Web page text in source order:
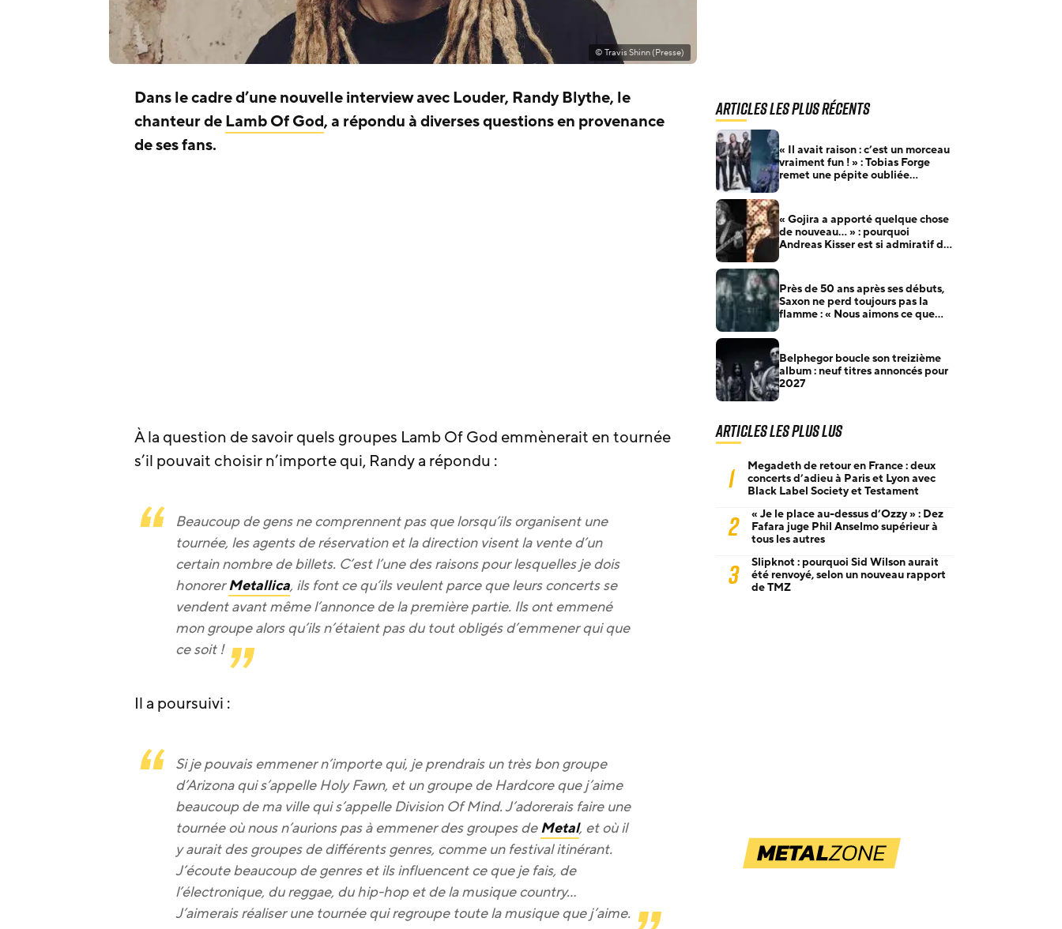
© Travis Shinn (Presse)
Dans le cadre d’une nouvelle interview avec Louder, Randy Blythe, le
chanteur deLamb Of God, a répondu à diverses questions en provenance
de ses fans.
À la question de savoir quels groupes Lamb Of God emmènerait en tournée
s’il pouvait choisir n’importe qui, Randy a répondu :
Beaucoup de gens ne comprennent pas que lorsqu’ils organisent une
tournée, les agents de réservation et la direction visent la vente d’un
certain nombre de billets. C’est l’une des raisons pour lesquelles je dois
honorerMetallica, ils font ce qu’ils veulent parce que leurs concerts se
vendent avant même l’annonce de la première partie. Ils ont emmené
mon groupe alors qu’ils n’étaient pas du tout obligés d’emmener qui que
ce soit !
Il a poursuivi :
Si je pouvais emmener n’importe qui, je prendrais un très bon groupe
d’Arizona qui s’appelle Holy Fawn, et un groupe de Hardcore que j’aime
beaucoup de ma ville qui s’appelle Division Of Mind. J’adorerais faire une
tournée où nous n’aurions pas à emmener des groupes deMetal, et où il
y aurait des groupes de différents genres, comme un festival itinérant.
J’écoute beaucoup de genres et ils influencent ce que je fais, de
l’électronique, du reggae, du hip-hop et de la musique country…
J’aimerais réaliser une tournée qui regroupe toute la musique que j’aime.
Articles les plus récents
« Il avait raison : c’est un morceau
vraiment fun ! » : Tobias Forge
remet une pépite oubliée
« Gojira a apporté quelque chose
de nouveau… » : pourquoi
Andreas Kisser est si admiratif du
Près de 50 ans après ses débuts,
Saxon ne perd toujours pas la
flamme : « Nous aimons ce que
Belphegor boucle son treizième
album : neuf titres annoncés pour
2027
Articles les plus lus
1
Megadeth de retour en France : deux
concerts d’adieu à Paris et Lyon avec
Black Label Society et Testament
2
« Je le place au-dessus d’Ozzy » : Dez
Fafara juge Phil Anselmo supérieur à
tous les autres
3
Slipknot : pourquoi Sid Wilson aurait
été renvoyé, selon un nouveau rapport
de TMZ